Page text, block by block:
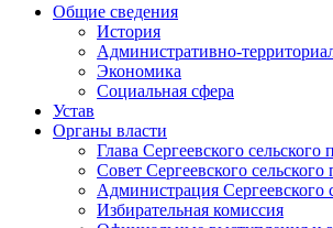
Общие сведения
История
Административно-
Экономика
Социальная сфера
Устав
Органы власти
Глава Сергеевского сельского
Совет Сергеевского сельского
Администрация Сергеевского
Избирательная комиссия